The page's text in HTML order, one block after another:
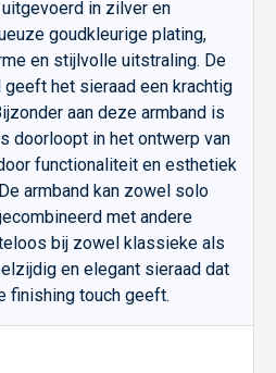
in zilver en
goudkleurige plating,
en stijlvolle uitstraling. De
het sieraad een krachtig
aan deze armband is
doorloopt in het ontwerp van
functionaliteit en esthetiek
armband kan zowel solo
met andere
bij zowel klassieke als
en elegant sieraad dat
finishing touch geeft.